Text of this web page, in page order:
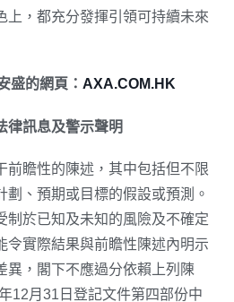
上，都充分發揮引領可持續未來
盛的網頁： AXA.COM.HK
律訊息及警示聲明
前瞻性的陳述，其中包括但不限
劃、預期或目標的假設或預測。
制於已知及未知的風險及不確定
令實際結果與前瞻性陳述內明示
異，閣下不應過分依賴上列陳
12月31日登記文件第四部份中